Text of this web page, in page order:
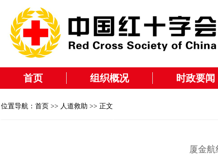
首页 组织概况 时政要闻
位置导航： 首页 >> 人道救助 >> 正文
厦金